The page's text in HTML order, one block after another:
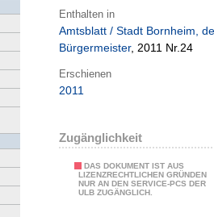
Enthalten in
Amtsblatt / Stadt Bornheim,
Bürgermeister, 2011 Nr.24
Erschienen
2011
Zugänglichkeit
DAS DOKUMENT IST AUS
LIZENZRECHTLICHEN GRÜNDEN
NUR AN DEN SERVICE-PCS DER
ULB ZUGÄNGLICH.